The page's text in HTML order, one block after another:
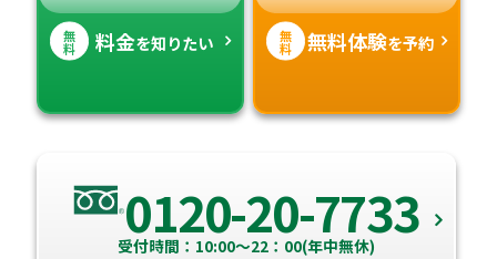
無
料 料金を知りたい 無
料 無料体験を予約
0120-20-7733
受付時間：10:00～22：00(年中無休)